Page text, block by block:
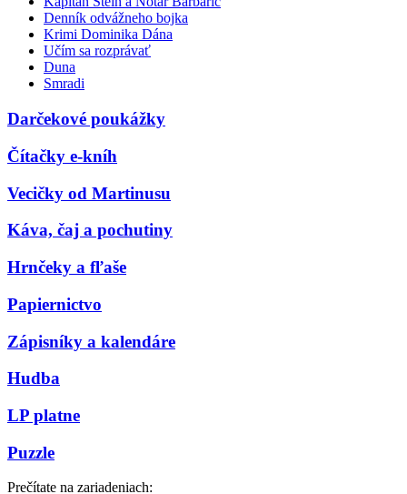
Denník odvážneho bojka
Krimi Dominika Dána
Učím sa rozprávať
Duna
Smradi
Darčekové poukážky
Čítačky e-kníh
Vecičky od Martinusu
Káva, čaj a pochutiny
Hrnčeky a fľaše
Papiernictvo
Zápisníky a kalendáre
Hudba
LP platne
Puzzle
Prečítate na zariadeniach: